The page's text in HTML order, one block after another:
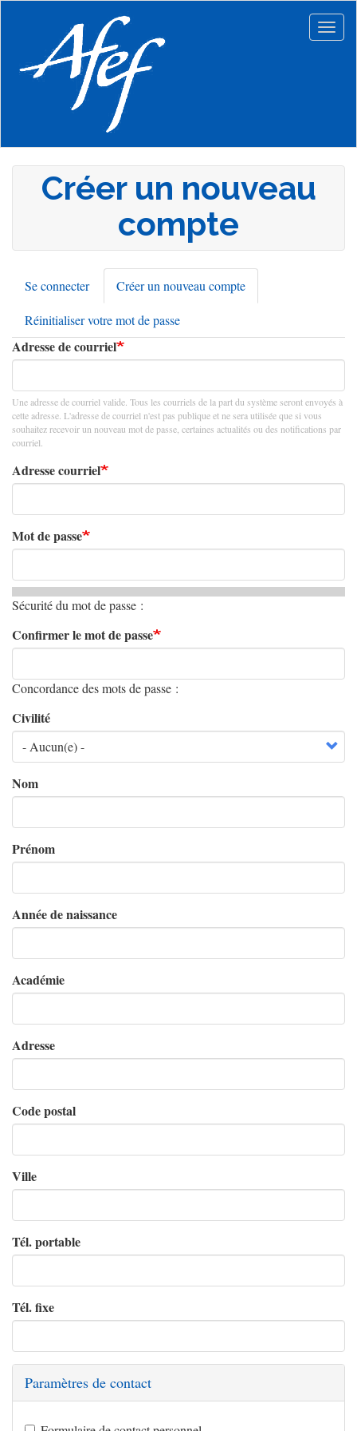
principal
Créer un nouveau
compte
Onglets
principaux
Se connecter Créer un nouveau compte
actif)
Réinitialiser votre mot de passe
Adresse de courriel
Une adresse de courriel valide. Tous les courriels de la part du système seront envoyés à
cette adresse. L'adresse de courriel n'est pas publique et ne sera utilisée que si vous
souhaitez recevoir un nouveau mot de passe, certaines actualités ou des notifications par
courriel.
Adresse courriel
Mot de passe
Sécurité du mot de passe :
Confirmer le mot de passe
Concordance des mots de passe :
Civilité
Nom
Prénom
Année de naissance
Académie
Adresse
Code postal
Ville
Tél. portable
Tél. fixe
Paramètres de contact